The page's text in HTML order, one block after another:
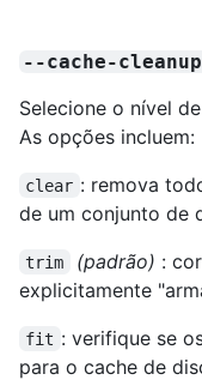
--cache-
Selecione o nível
As opções incluem:
clear : remova
de um conjunto de
trim (padrão) :
explicitamente
fit : verifique se
para o cache de